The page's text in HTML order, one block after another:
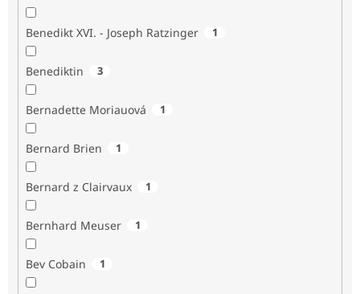
Benedikt XVI. - Joseph Ratzinger 1
Benediktin 3
Bernadette Moriauová 1
Bernard Brien 1
Bernard z Clairvaux 1
Bernhard Meuser 1
Bev Cobain 1